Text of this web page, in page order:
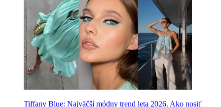
Tiffany Blue: Najväčší módny trend leta 2026. Ako nosiť